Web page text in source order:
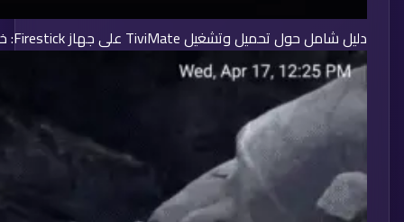
دليل شامل حول تحميل وتشغيل TiviMate على جهاز Firestick: خطوة بخطوة